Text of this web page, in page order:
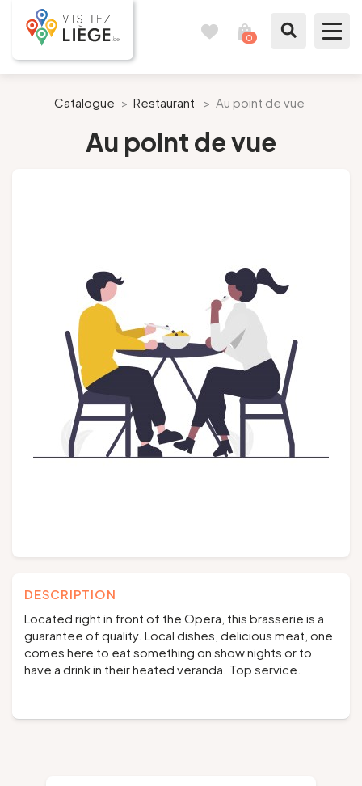
0
Like a citizen of Liège
Follow us
Groups and tour operators
FR EN NL DE
Catalogue > Restaurant > Au point de vue
Au point de vue
DESCRIPTION
Located right in front of the Opera, this brasserie is a
guarantee of quality. Local dishes, delicious meat, one
comes here to eat something on show nights or to
have a drink in their heated veranda. Top service.